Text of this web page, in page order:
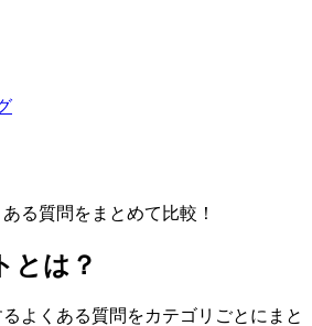
る質問をまとめて比較！
とは？
よくある質問をカテゴリごとにまと